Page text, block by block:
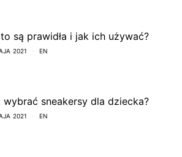
są prawidła i jak ich używać?
2021 EN
wybrać sneakersy dla dziecka?
2021 EN